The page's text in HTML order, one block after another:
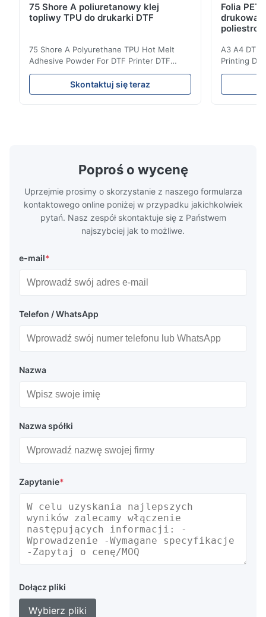
75 Shore A poliuretanowy klej
topliwy TPU do drukarki DTF
75 Shore A Polyurethane TPU Hot Melt
Adhesive Powder For DTF Printer DTF
Powder Technical Parameters Bonding
Parameters ( reference only) Temperature
110-130℃ Press 0.5-1.5 kg/cm2 Time 8-20
Skontaktuj się teraz
Folia
A3 A4 DTF
Printing
application
pattern
Poproś o wycenę
Uprzejmie prosimy o skorzystanie z naszego formularza
kontaktowego online poniżej w przypadku jakichkolwiek
pytań. Nasz zespół skontaktuje się z Państwem
najszybciej jak to możliwe.
e-mail*
Telefon / WhatsApp
Nazwa
Nazwa spółki
Zapytanie*
Dołącz pliki
Wybierz pliki